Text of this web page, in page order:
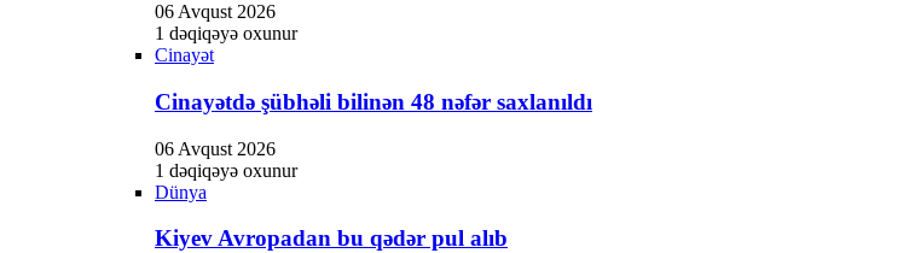
06 Avqust 2026
1 dəqiqəyə oxunur
Cinayət
Cinayətdə şübhəli bilinən 48 nəfər saxlanıldı
06 Avqust 2026
1 dəqiqəyə oxunur
Dünya
Kiyev Avropadan bu qədər pul alıb